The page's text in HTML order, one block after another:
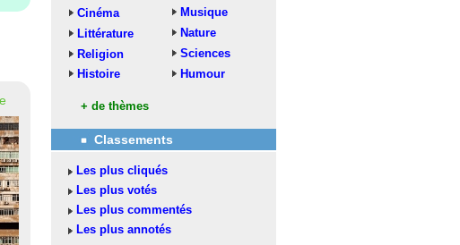
Cinéma
Littérature
Religion
Histoire
Musique
Nature
Sciences
Humour
+ de thèmes
Classements
Les plus cliqués
Les plus votés
Les plus commentés
Les plus annotés